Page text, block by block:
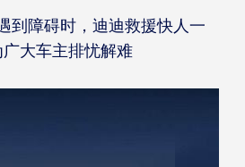
到障碍时，迪迪救援快人一
大车主排忧解难